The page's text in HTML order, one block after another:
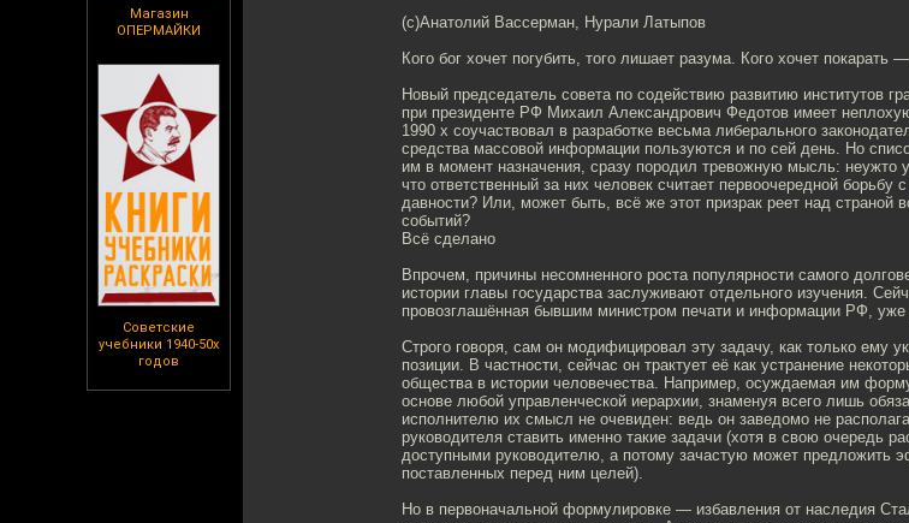
Магазин
ОПЕРМАЙКИ
Советские
учебники 1940-50х
годов
(с)Анатолий Вассерман, Нурали Латыпов
Кого бог хочет погубить, того лишает разума. Кого хочет покарать
Новый председатель совета по содействию развитию институтов
при президенте РФ Михаил Александрович Федотов имеет
1990 х соучаствовал в разработке весьма либерального
средства массовой информации пользуются и по сей день. Но
им в момент назначения, сразу породил тревожную мысль: неужто
что ответственный за них человек считает первоочередной борьбу
давности? Или, может быть, всё же этот призрак реет над страной
событий?
Всё сделано
Впрочем, причины несомненного роста популярности самого
истории главы государства заслуживают отдельного изучения.
провозглашённая бывшим министром печати и информации РФ,
Строго говоря, сам он модифицировал эту задачу, как только ему
позиции. В частности, сейчас он трактует её как устранение
общества в истории человечества. Например, осуждаемая им
основе любой управленческой иерархии, знаменуя всего лишь
исполнителю их смысл не очевиден: ведь он заведомо не
руководителя ставить именно такие задачи (хотя в свою очередь
доступными руководителю, а потому зачастую может предложить
поставленных перед ним целей).
Но в первоначальной формулировке — избавления от наследия